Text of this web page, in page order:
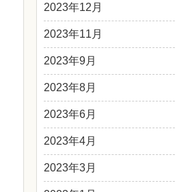
2023年12月
2023年11月
2023年9月
2023年8月
2023年6月
2023年4月
2023年3月